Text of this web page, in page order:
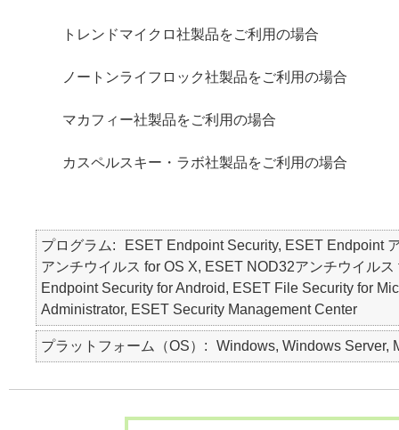
トレンドマイクロ社製品をご利用の場合
ノートンライフロック社製品をご利用の場合
マカフィー社製品をご利用の場合
カスペルスキー・ラボ社製品をご利用の場合
プログラム
ESET Endpoint Security, ESET Endpoint
アンチウイルス for OS X, ESET NOD32アンチウイル
Endpoint Security for Android, ESET File Security for
Administrator, ESET Security Management Center
プラットフォーム（OS） Windows, Windows Server,